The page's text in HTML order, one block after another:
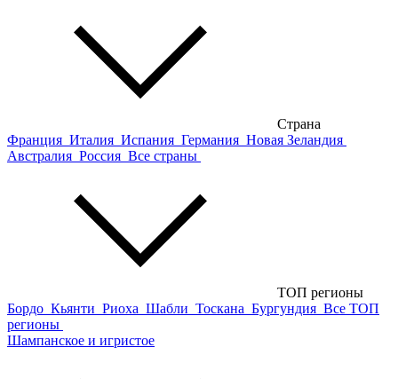
Страна
Франция Италия Испания Германия Новая Зеландия
Австралия Россия Все страны
ТОП регионы
Бордо Кьянти Риоха Шабли Тоскана Бургундия Все ТОП
регионы
Шампанское и игристое